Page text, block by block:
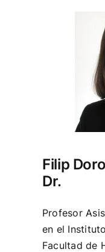
Filip
Dr.
Profesor
en el
Facultad de